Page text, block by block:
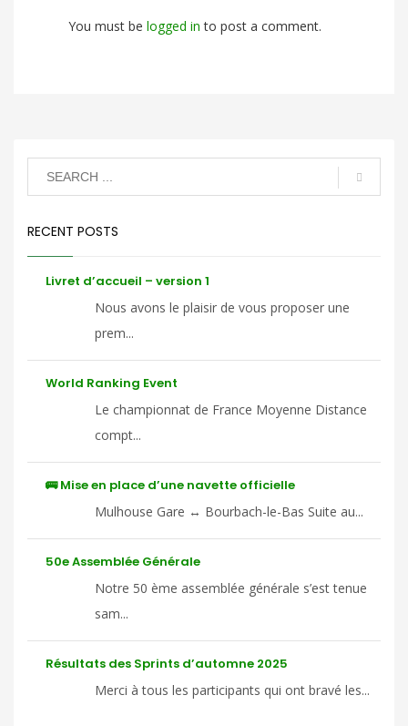
You must be logged into post a comment.
RECENT POSTS
Livret d’accueil – version 1
Nous avons le plaisir de vous proposer une
prem...
World Ranking Event
Le championnat de France Moyenne Distance
compt...
🚌 Mise en place d’une navette officielle
Mulhouse Gare ↔ Bourbach-le-Bas Suite au...
50e Assemblée Générale
Notre 50 ème assemblée générale s’est tenue
sam...
Résultats des Sprints d’automne 2025
Merci à tous les participants qui ont bravé les...